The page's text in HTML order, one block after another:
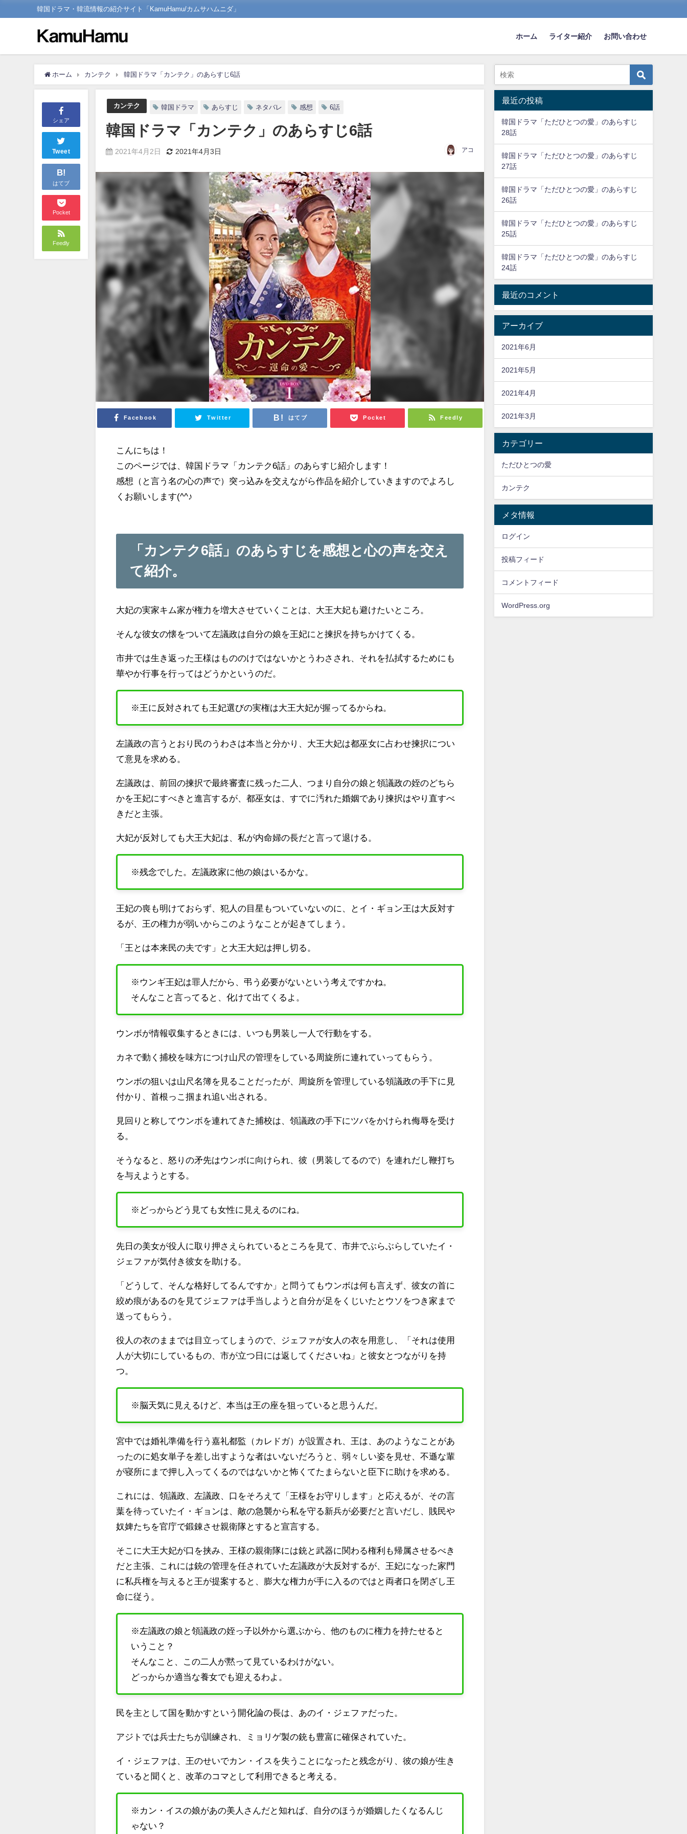
韓国ドラマ・韓流情報の紹介サイト「KamuHamu/カムサハムニダ」
ホーム ライター紹介 お問い合わせ
ホーム カンテク 韓国ドラマ「カンテク」のあらすじ6話
シェア
Tweet
B!
はてブ
Pocket
Feedly
カンテク 韓国ドラマ あらすじ ネタバレ 感想 6話
韓国ドラマ「カンテク」のあらすじ6話
2021年4月2日 2021年4月3日 アコ
Facebook Twitter はてブ Pocket Feedly
こんにちは！
このページでは、韓国ドラマ「カンテク6話」のあらすじ紹介します！
感想（と言う名の心の声で）突っ込みを交えながら作品を紹介していきますのでよろし
くお願いします(^^♪
「カンテク6話」のあらすじを感想と心の声を交え
て紹介。
大妃の実家キム家が権力を増大させていくことは、大王大妃も避けたいところ。
そんな彼女の懐をついて左議政は自分の娘を王妃にと揀択を持ちかけてくる。
市井では生き返った王様はもののけではないかとうわさされ、それを払拭するためにも
華やか行事を行ってはどうかというのだ。
※王に反対されても王妃選びの実権は大王大妃が握ってるからね。
左議政の言うとおり民のうわさは本当と分かり、大王大妃は都巫女に占わせ揀択につい
て意見を求める。
左議政は、前回の揀択で最終審査に残った二人、つまり自分の娘と領議政の姪のどちら
かを王妃にすべきと進言するが、都巫女は、すでに汚れた婚姻であり揀択はやり直すべ
きだと主張。
大妃が反対しても大王大妃は、私が内命婦の長だと言って退ける。
※残念でした。左議政家に他の娘はいるかな。
王妃の喪も明けておらず、犯人の目星もついていないのに、とイ・ギョン王は大反対す
るが、王の権力が弱いからこのようなことが起きてしまう。
「王とは本来民の夫です」と大王大妃は押し切る。
※ウンギ王妃は罪人だから、弔う必要がないという考えですかね。
そんなこと言ってると、化けて出てくるよ。
ウンボが情報収集するときには、いつも男装し一人で行動をする。
カネで動く捕校を味方につけ山尺の管理をしている周旋所に連れていってもらう。
ウンボの狙いは山尺名簿を見ることだったが、周旋所を管理している領議政の手下に見
付かり、首根っこ掴まれ追い出される。
見回りと称してウンボを連れてきた捕校は、領議政の手下にツバをかけられ侮辱を受け
る。
そうなると、怒りの矛先はウンボに向けられ、彼（男装してるので）を連れだし鞭打ち
を与えようとする。
※どっからどう見ても女性に見えるのにね。
先日の美女が役人に取り押さえられているところを見て、市井でぶらぶらしていたイ・
ジェファが気付き彼女を助ける。
「どうして、そんな格好してるんですか」と問うてもウンボは何も言えず、彼女の首に
絞め痕があるのを見てジェファは手当しようと自分が足をくじいたとウソをつき家まで
送ってもらう。
役人の衣のままでは目立ってしまうので、ジェファが女人の衣を用意し、「それは使用
人が大切にしているもの、市が立つ日には返してくださいね」と彼女とつながりを持
つ。
※脳天気に見えるけど、本当は王の座を狙っていると思うんだ。
宮中では婚礼準備を行う嘉礼都監（カレドガ）が設置され、王は、あのようなことがあ
ったのに処女単子を差し出すような者はいないだろうと、弱々しい姿を見せ、不遜な輩
が寝所にまで押し入ってくるのではないかと怖くてたまらないと臣下に助けを求める。
これには、領議政、左議政、口をそろえて「王様をお守りします」と応えるが、その言
葉を待っていたイ・ギョンは、敵の急襲から私を守る新兵が必要だと言いだし、賎民や
奴婢たちを官庁で鍛錬させ親衛隊とすると宣言する。
そこに大王大妃が口を挟み、王様の親衛隊には銃と武器に関わる権利も帰属させるべき
だと主張、これには銃の管理を任されていた左議政が大反対するが、王妃になった家門
に私兵権を与えると王が提案すると、膨大な権力が手に入るのではと両者口を閉ざし王
命に従う。
※左議政の娘と領議政の姪っ子以外から選ぶから、他のものに権力を持たせると
いうこと？
そんなこと、この二人が黙って見ているわけがない。
どっからか適当な養女でも迎えるわよ。
民を主として国を動かすという開化論の長は、あのイ・ジェファだった。
アジトでは兵士たちが訓練され、ミョリゲ製の銃も豊富に確保されていた。
イ・ジェファは、王のせいでカン・イスを失うことになったと残念がり、彼の娘が生き
ていると聞くと、改革のコマとして利用できると考える。
※カン・イスの娘があの美人さんだと知れば、自分のほうが婚姻したくなるんじ
ゃない？
最近の投稿
韓国ドラマ「ただひとつの愛」のあらすじ
28話
韓国ドラマ「ただひとつの愛」のあらすじ
27話
韓国ドラマ「ただひとつの愛」のあらすじ
26話
韓国ドラマ「ただひとつの愛」のあらすじ
25話
韓国ドラマ「ただひとつの愛」のあらすじ
24話
最近のコメント
アーカイブ
2021年6月
2021年5月
2021年4月
2021年3月
カテゴリー
ただひとつの愛
カンテク
メタ情報
ログイン
投稿フィード
コメントフィード
WordPress.org